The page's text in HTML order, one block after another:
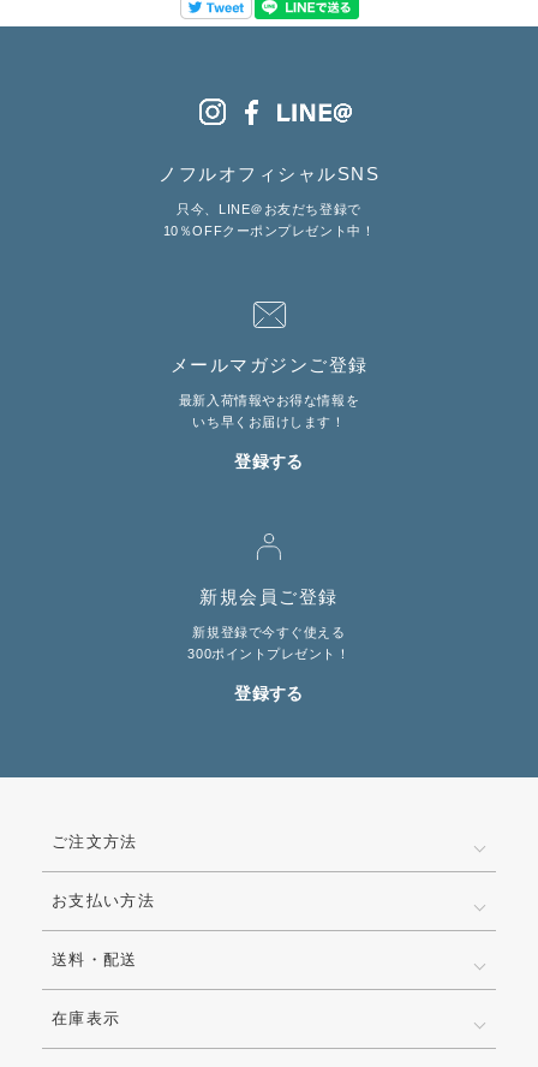
ノフルオフィシャルSNS
只今、LINE＠お友だち登録で
10％OFFクーポンプレゼント中！
メールマガジンご登録
最新入荷情報やお得な情報を
いち早くお届けします！
登録する
新規会員ご登録
新規登録で今すぐ使える
300ポイントプレゼント！
登録する
ご注文方法
お支払い方法
送料・配送
在庫表示